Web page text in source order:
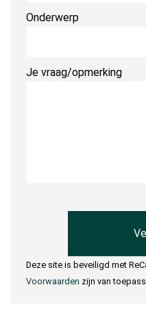
Onderwerp
Je vraag/opmerking
Deze site is beveiligd met
Voorwaarden zijn van